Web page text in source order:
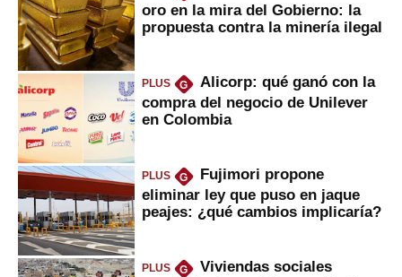
oro en la mira del Gobierno: la
propuesta contra la minería ilegal
PLUS G
Alicorp: qué ganó con la
compra del negocio de Unilever
en Colombia
PLUS G
Fujimori propone
eliminar ley que puso en jaque
peajes: ¿qué cambios implicaría?
PLUS G
Viviendas sociales